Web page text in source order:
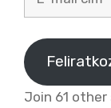
mail
cím
Join 61 other